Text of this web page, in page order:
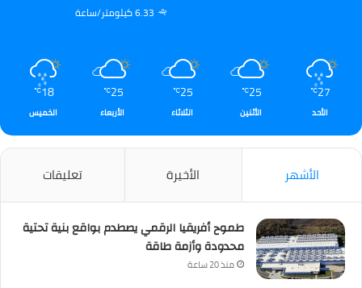
6.33 كيلومتر/ساعة
27
℃
الأحد
25
℃
الأثنين
25
℃
الثلاثاء
25
℃
الأربعاء
18
℃
الخميس
الأشهر الأخيرة تعليقات
طموح أفريقيا الرقمي يصطدم بواقع بنية تحتية
محدودة وأزمة طاقة
منذ 20 ساعة